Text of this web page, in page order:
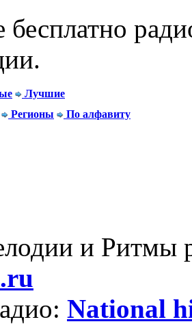
Лучшие
Регионы По алфавиту
и Ритмы
National